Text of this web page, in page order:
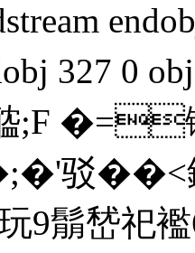
endobj
327 0
;F �=
驳��<
9鬅嵆祀